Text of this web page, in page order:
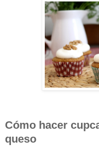
Cómo hacer
queso